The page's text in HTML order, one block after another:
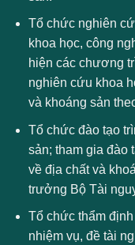
Tổ chức nghiên
khoa học, công
hiện các chương
nghiên cứu khoa
và khoáng sản
Tổ chức đào tạo
sản; tham gia đào
về địa chất và
trưởng Bộ Tài
Tổ chức thẩm
nhiệm vụ, đề tài